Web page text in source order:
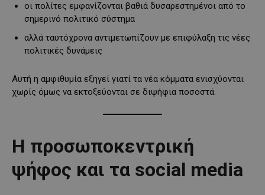
οι πολίτες εμφανίζονται βαθιά δυσαρεστημένοι από το
σημερινό πολιτικό σύστημα
αλλά ταυτόχρονα αντιμετωπίζουν με επιφύλαξη τις νέες
πολιτικές δυνάμεις
Αυτή η αμφιθυμία εξηγεί γιατί τα νέα κόμματα ενισχύονται
χωρίς όμως να εκτοξεύονται σε διψήφια ποσοστά.
Η προσωποκεντρική
ψήφος και τα social media